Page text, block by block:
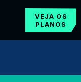
VEJA OS
PLANOS